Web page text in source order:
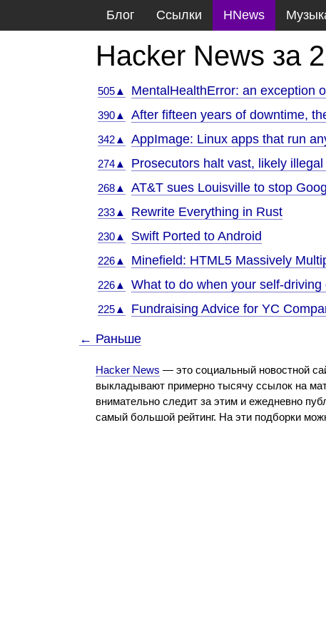
Блог Ссылки HNews
Hacker News за
505▲ MentalHealthError: an exception
390▲ After fifteen years of downtime,
342▲ AppImage: Linux apps that run
274▲ Prosecutors halt vast, likely
268▲ AT&T sues Louisville to stop
233▲ Rewrite Everything in Rust
230▲ Swift Ported to Android
226▲ Minefield: HTML5 Massively
226▲ What to do when your self-
225▲ Fundraising Advice for YC
← Раньше
Hacker News — это социальный новостной
выкладывают примерно тысячу ссылок на
внимательно следит за этим и ежедневно
самый большой рейтинг. На эти подборки